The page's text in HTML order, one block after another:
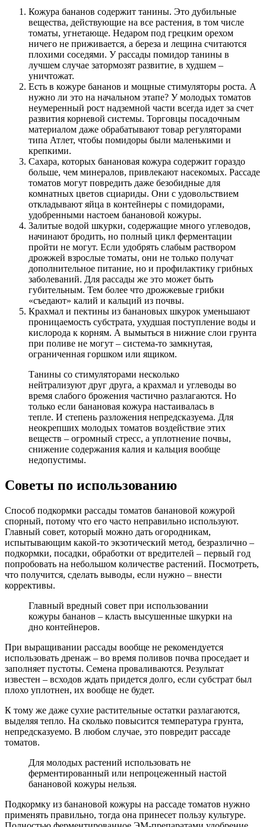
Кожура бананов содержит танины. Это дубильные
вещества, действующие на все растения, в том числе
томаты, угнетающе. Недаром под грецким орехом
ничего не приживается, а береза и лещина считаются
плохими соседями. У рассады помидор танины в
лучшем случае затормозят развитие, в худшем –
уничтожат.
Есть в кожуре бананов и мощные стимуляторы роста. А
нужно ли это на начальном этапе? У молодых томатов
неумеренный рост надземной части всегда идет за счет
развития корневой системы. Торговцы посадочным
материалом даже обрабатывают товар регуляторами
типа Атлет, чтобы помидоры были маленькими и
крепкими.
Сахара, которых банановая кожура содержит гораздо
больше, чем минералов, привлекают насекомых. Рассаде
томатов могут повредить даже безобидные для
комнатных цветов сциариды. Они с удовольствием
откладывают яйца в контейнеры с помидорами,
удобренными настоем банановой кожуры.
Залитые водой шкурки, содержащие много углеводов,
начинают бродить, но полный цикл ферментации
пройти не могут. Если удобрять слабым раствором
дрожжей взрослые томаты, они не только получат
дополнительное питание, но и профилактику грибных
заболеваний. Для рассады же это может быть
губительным. Тем более что дрожжевые грибки
«съедают» калий и кальций из почвы.
Крахмал и пектины из банановых шкурок уменьшают
проницаемость субстрата, ухудшая поступление воды и
кислорода к корням. А вымыться в нижние слои грунта
при поливе не могут – система-то замкнутая,
ограниченная горшком или ящиком.
Танины со стимуляторами несколько
нейтрализуют друг друга, а крахмал и углеводы во
время слабого брожения частично разлагаются. Но
только если банановая кожура настаивалась в
тепле. И степень разложения непредсказуема. Для
неокрепших молодых томатов воздействие этих
веществ – огромный стресс, а уплотнение почвы,
снижение содержания калия и кальция вообще
недопустимы.
Советы по использованию
Способ подкормки рассады томатов банановой кожурой
спорный, потому что его часто неправильно используют.
Главный совет, который можно дать огородникам,
испытывающим какой-то экзотический метод, безразлично –
подкормки, посадки, обработки от вредителей – первый год
попробовать на небольшом количестве растений. Посмотреть,
что получится, сделать выводы, если нужно – внести
коррективы.
Главный вредный совет при использовании
кожуры бананов – класть высушенные шкурки на
дно контейнеров.
При выращивании рассады вообще не рекомендуется
использовать дренаж – во время поливов почва проседает и
заполняет пустоты. Семена проваливаются. Результат
известен – всходов ждать придется долго, если субстрат был
плохо уплотнен, их вообще не будет.
К тому же даже сухие растительные остатки разлагаются,
выделяя тепло. На сколько повысится температура грунта,
непредсказуемо. В любом случае, это повредит рассаде
томатов.
Для молодых растений использовать не
ферментированный или непроцеженный настой
банановой кожуры нельзя.
Подкормку из банановой кожуры на рассаде томатов нужно
применять правильно, тогда она принесет пользу культуре.